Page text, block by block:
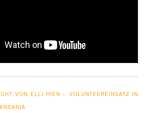
VON ELLI HIEN – VOLUNTEEREINSATZ IN